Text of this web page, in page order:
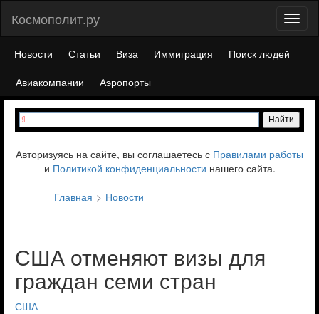
Космополит.ру
Новости Статьи Виза Иммиграция
Поиск людей
Авиакомпании
Аэропорты
Авторизуясь на сайте, вы соглашаетесь с Правилами работы
и Политикой конфиденциальности нашего сайта.
Главная
Новости
США отменяют визы для
граждан семи стран
США